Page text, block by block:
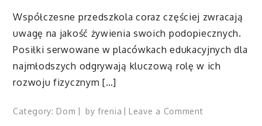
Współczesne przedszkola coraz częściej zwracają
uwagę na jakość żywienia swoich podopiecznych.
Posiłki serwowane w placówkach edukacyjnych dla
najmłodszych odgrywają kluczową rolę w ich
rozwoju fizycznym […]
Category: Dom byfrenia Leave a Commenton